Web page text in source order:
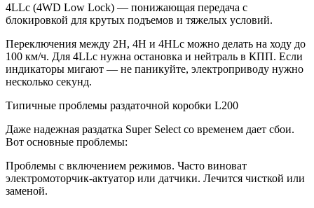
4LLc (4WD Low Lock) — понижающая передача с
блокировкой для крутых подъемов и тяжелых условий.
Переключения между 2H, 4H и 4HLc можно делать на ходу до
100 км/ч. Для 4LLc нужна остановка и нейтраль в КПП. Если
индикаторы мигают — не паникуйте, электроприводу нужно
несколько секунд.
Типичные проблемы раздаточной коробки L200
Даже надежная раздатка Super Select со временем дает сбои.
Вот основные проблемы:
Проблемы с включением режимов. Часто виноват
электромоторчик-актуатор или датчики. Лечится чисткой или
заменой.